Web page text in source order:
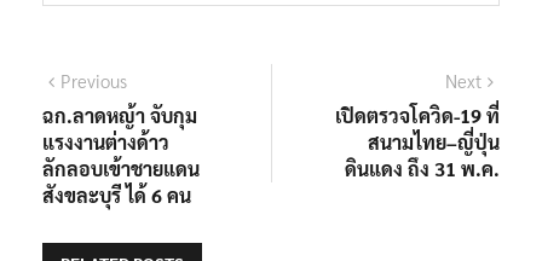
แนะแนว
เรื่อง
PreviousPrevious
post:
ฉก.ลาดหญ้า จับกุม
แรงงานต่างด้าว
ลักลอบเข้าชายแดน
สังขละบุรี ได้ 6 คน
Next
เปิดตรวจโควิด-19 ที่
สนามไทย–ญี่ปุ่น
ดินแดง ถึง 31 พ.ค.